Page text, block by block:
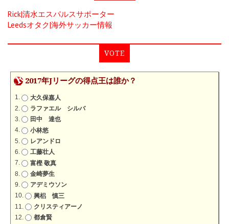
Rick|清水エスパルスサポーター
Leedsオタク|海外サッカー情報
VOTE
2017年Jリーグの得点王は誰か？
大久保嘉人
ラファエル シルバ
田中 達也
小林悠
レアンドロ
工藤壮人
富樫 敬真
金崎夢生
アデミウソン
興梠 慎三
クリスティアーノ
都倉賢